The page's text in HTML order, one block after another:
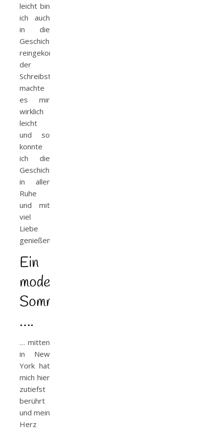
leicht bin
ich auch
in die
Geschichte
reingekommen,
der
Schreibstil
machte
es mir
wirklich
leicht
und so
konnte
ich die
Geschichte
in aller
Ruhe
und mit
viel
Liebe
genießen.
Ein
modernes
Sommermärchen
….
… mitten
in New
York hat
mich hier
zutiefst
berührt
und mein
Herz